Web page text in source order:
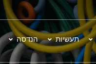
תעשיות הנדסה